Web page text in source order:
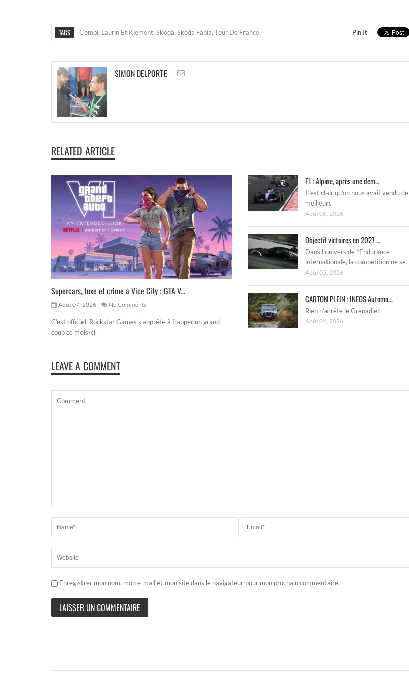
TAGS Combi, Laurin Et Klement, Skoda, Skoda Fabia, Tour De France Pin It
SIMON DELPORTE
RELATED ARTICLE
Supercars, luxe et crime à Vice City : GTA V...
Août 07, 2026 No Comments
C’est officiel, Rockstar Games s’apprête à frapper un grand
coup ce mois-ci.
F1 : Alpine, après une dem...
Il est clair qu’on nous avait vendu de
meilleurs
Août 06, 2026
Objectif victoires en 2027 ...
Dans l’univers de l’Endurance
internationale, la compétition ne se
Août 05, 2026
CARTON PLEIN : INEOS Automo...
Rien n’arrête le Grenadier.
Août 04, 2026
LEAVE A COMMENT
Enregistrer mon nom, mon e-mail et mon site dans le navigateur pour mon prochain commentaire.